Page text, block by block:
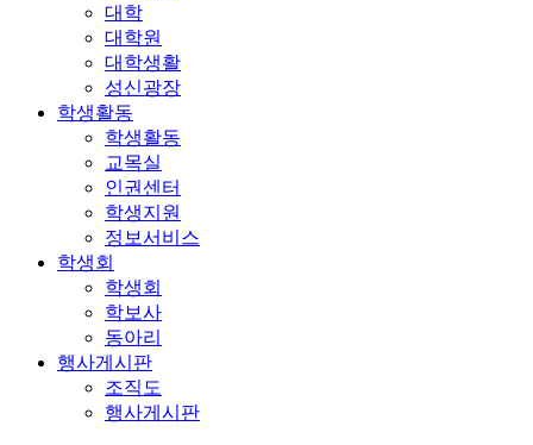
대학
대학원
대학생활
성신광장
학생활동
학생활동
교목실
인권센터
학생지원
정보서비스
학생회
학생회
학보사
동아리
행사게시판
조직도
행사게시판